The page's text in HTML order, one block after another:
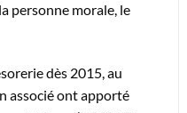
personne morale, le
dès 2015, au
associé ont apporté